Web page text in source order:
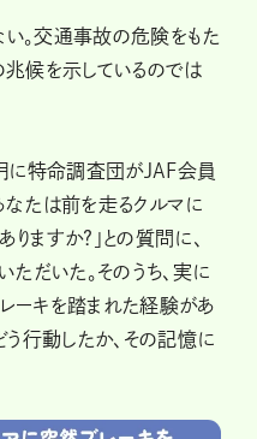
。交通事故の危険をもた
兆候を示しているのでは
に特命調査団がJAF会員
なたは前を走るクルマに
ますか?」との質問に、
だいた。そのうち、実に
ーキを踏まれた経験があ
う行動したか、その記憶に